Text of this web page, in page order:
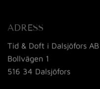
ADRESS
Tid & Doft i Dalsjöfors AB
Bollvägen 1
516 34 Dalsjöfors